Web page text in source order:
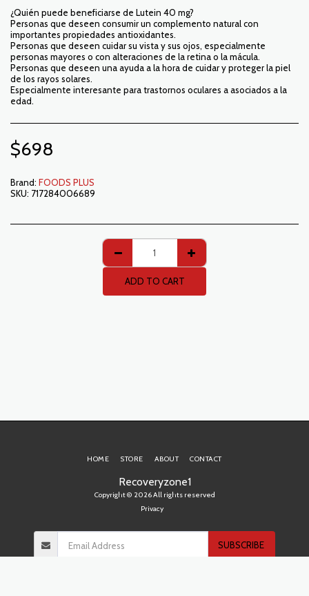
¿Quién puede beneficiarse de Lutein 40 mg?
Personas que deseen consumir un complemento natural con
importantes propiedades antioxidantes.
Personas que deseen cuidar su vista y sus ojos, especialmente
personas mayores o con alteraciones de la retina o la mácula.
Personas que deseen una ayuda a la hora de cuidar y proteger la piel
de los rayos solares.
Especialmente interesante para trastornos oculares a asociados a la
edad.
$698
Brand: FOODS PLUS
SKU: 717284006689
ADD TO CART
Recoveryzone1
Copyright © 2026 All rights reserved
Privacy
HOME STORE ABOUT CONTACT
SUBSCRIBE